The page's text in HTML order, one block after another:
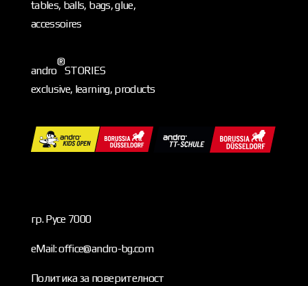
tables, balls, bags, glue,
accessoires
andro
®
STORIES
exclusive, learning, products
гр. Русе 7000
eMail: office@andro-bg.com
Политика за поверителност